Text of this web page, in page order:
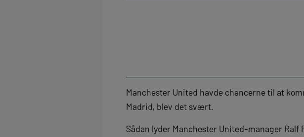
Manchester United havde chancerne til at
Madrid, blev det svært.
Sådan lyder Manchester United-manager